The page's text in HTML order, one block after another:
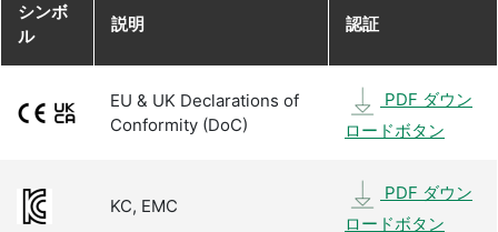
シンボ
ル
説明 認証
EU & UK Declarations of
Conformity (DoC)
PDF ダウン
ロードボタン
KC, EMC
PDF ダウン
ロードボタン